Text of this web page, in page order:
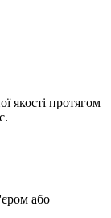
якості протягом
або